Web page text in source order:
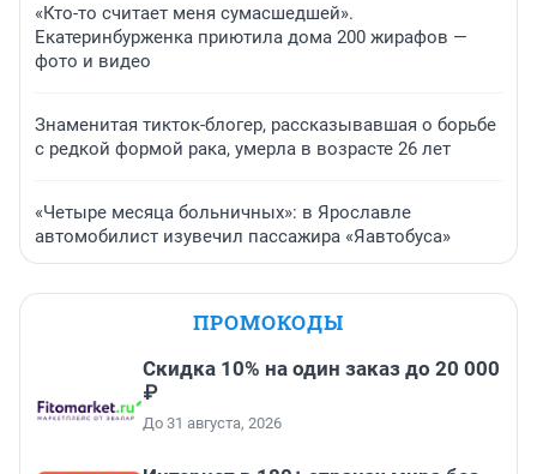
«Кто-то считает меня сумасшедшей».
Екатеринбурженка приютила дома 200 жирафов —
фото и видео
Знаменитая тикток-блогер, рассказывавшая о борьбе
с редкой формой рака, умерла в возрасте 26 лет
«Четыре месяца больничных»: в Ярославле
автомобилист изувечил пассажира «Яавтобуса»
ПРОМОКОДЫ
Скидка 10% на один заказ до 20 000
₽
До 31 августа, 2026